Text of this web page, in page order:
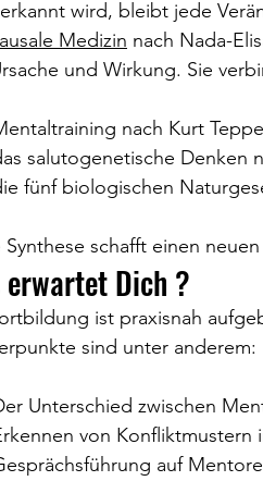
wird, bleibt jede
Medizin nach Nada-
und Wirkung. Sie
nach Kurt
salutogenetische Denken
fünf biologischen
Synthese schafft einen
erwartet Dich ?
ist praxisnah
sind unter anderem:
Unterschied zwischen
von Konfliktmustern
auf